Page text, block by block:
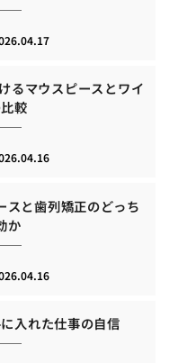
るマウスピースとワイ
較
スと歯列矯正のどっち
か
入れた仕事の自信